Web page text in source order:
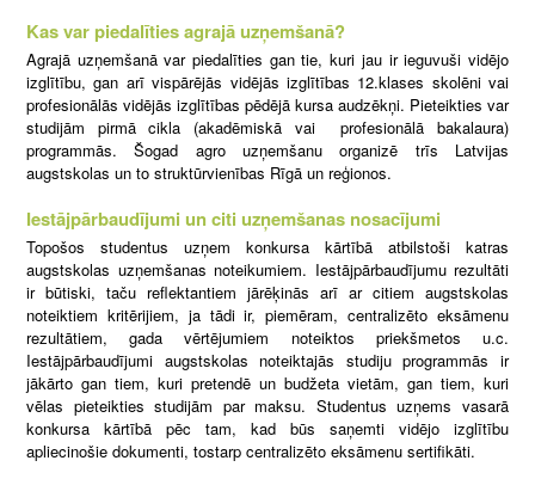
Kas var piedalīties agrajā uzņemšanā?
Agrajā uzņemšanā var piedalīties gan tie, kuri jau ir ieguvuši vidējo
izglītību, gan arī vispārējās vidējās izglītības 12.klases skolēni vai
profesionālās vidējās izglītības pēdējā kursa audzēkņi. Pieteikties var
studijām pirmā cikla (akadēmiskā vai profesionālā bakalaura)
programmās. Šogad agro uzņemšanu organizē trīs Latvijas
augstskolas un to struktūrvienības Rīgā un reģionos.
Iestājpārbaudījumi un citi uzņemšanas nosacījumi
Topošos studentus uzņem konkursa kārtībā atbilstoši katras
augstskolas uzņemšanas noteikumiem. Iestājpārbaudījumu rezultāti
ir būtiski, taču reflektantiem jārēķinās arī ar citiem augstskolas
noteiktiem kritērijiem, ja tādi ir, piemēram, centralizēto eksāmenu
rezultātiem, gada vērtējumiem noteiktos priekšmetos u.c.
Iestājpārbaudījumi augstskolas noteiktajās studiju programmās ir
jākārto gan tiem, kuri pretendē un budžeta vietām, gan tiem, kuri
vēlas pieteikties studijām par maksu. Studentus uzņems vasarā
konkursa kārtībā pēc tam, kad būs saņemti vidējo izglītību
apliecinošie dokumenti, tostarp centralizēto eksāmenu sertifikāti.